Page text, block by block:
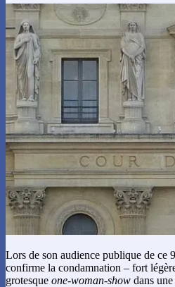
Lors de son audience publique de ce
confirme la condamnation – fort
grotesque one-woman-show dans